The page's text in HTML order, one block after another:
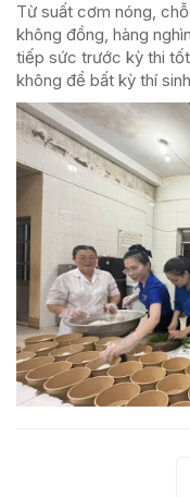
Từ suất cơm nóng,
không đồng, hàng
tiếp sức trước kỳ thi
không để bất kỳ thí